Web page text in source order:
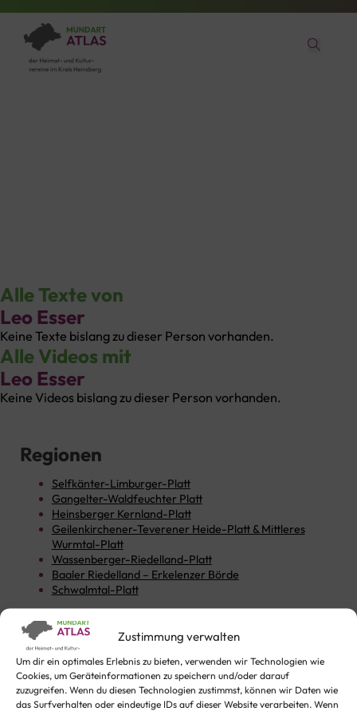
Zustimmung verwalten
Um dir ein optimales Erlebnis zu bieten, verwenden wir Technologien wie
Cookies, um Geräteinformationen zu speichern und/oder darauf
zuzugreifen. Wenn du diesen Technologien zustimmst, können wir Daten wie
das Surfverhalten oder eindeutige IDs auf dieser Website verarbeiten. Wenn
Alle Texte von
Leo Esser
Keine Texte bislang zu dieser Person vorhanden.
Alle Videos mit
Leo Esser
Keine Videos bislang zu dieser Person vorhanden.
Regionen
Selfkänter-Limburger-Platt
Gangelter-Waldfeuchter Platt
Heinsberger Kernland-Platt
Geilenkirchener-Teverener Heide-Platt & Mittleres
Wurmtal-Platt
Wassenberger-Riedelland-Platt
Baaler Riedelland – Erkelenzer Börde
Schwalmtal-Platt
Texte und Videos
Arbeitsleben Feste Gebet Gefühlswelt
Geld
Heim und Haus
Heimat Humor Kinder
Kindheit